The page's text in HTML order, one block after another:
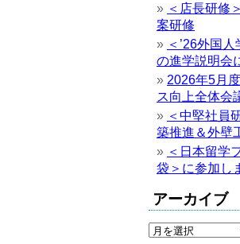
＜店長研修
案研修
＜’26外国
の進学説明会
2026年5月
ス向上全体会
＜中堅社員
築推進＆外壁
＜日本留学
袋＞に参加し
アーカイブ